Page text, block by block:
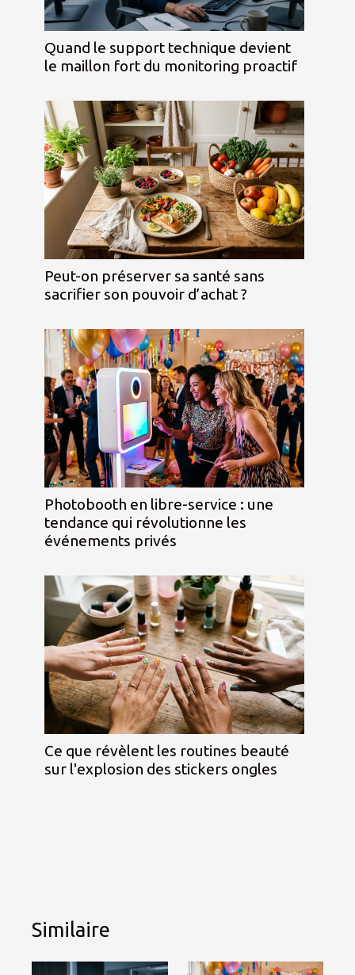
Quand le support technique devient
le maillon fort du monitoring proactif
Peut-on préserver sa santé sans
sacrifier son pouvoir d’achat ?
Photobooth en libre-service : une
tendance qui révolutionne les
événements privés
Ce que révèlent les routines beauté
sur l'explosion des stickers ongles
Similaire